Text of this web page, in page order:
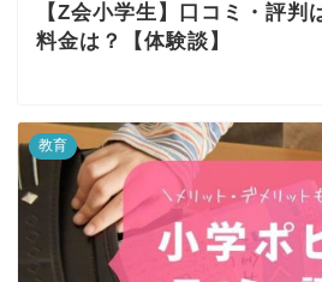
【Z会小学生】口コミ・評判
料金は？【体験談】
教育